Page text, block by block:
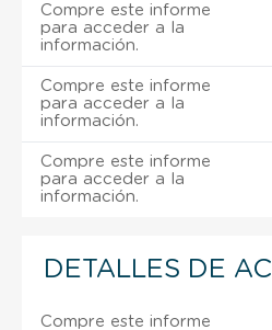
Compre este informe
para acceder a la
información.
Compre este informe
para acceder a la
información.
Compre este informe
para acceder a la
información.
DETALLES DE
Compre este informe